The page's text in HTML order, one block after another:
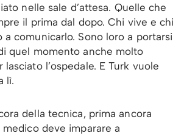
nelle sale d’attesa. Quelle che
il prima dal dopo. Chi vive e chi
a comunicarlo. Sono loro a portarsi
quel momento anche molto
l’ospedale. E Turk vuole
lì.
della tecnica, prima ancora
deve imparare a